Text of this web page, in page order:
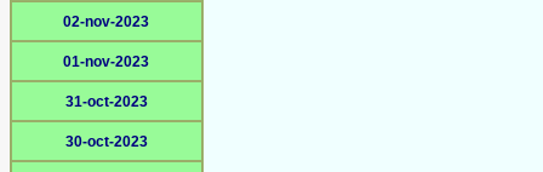
02-nov-2023
01-nov-2023
31-oct-2023
30-oct-2023